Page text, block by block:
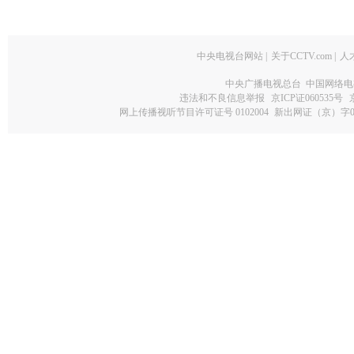
中央电视台网站 关于CCTV.com 人
中央广播电视总台 中国网络
违法和不良信息举报
京ICP证060535号
网上传播视听节目许可证号 0102004 新出网证（京）